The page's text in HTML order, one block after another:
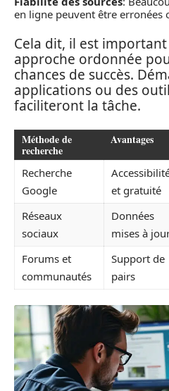
en ligne peuvent être erronées
Cela dit, il est important
approche ordonnée
chances de succès.
applications ou des
faciliteront la tâche.
Méthode de
recherche
Avantages
Recherche
Google
et gratuité
Réseaux
sociaux
Données
mises à
Forums et
communautés
Support de
pairs